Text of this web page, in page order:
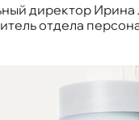
директор Ирина
отдела